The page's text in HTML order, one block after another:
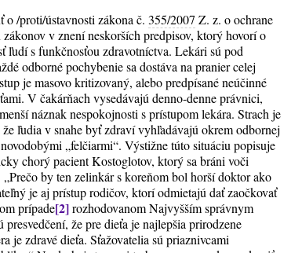
o /proti/ústavnosti zákona č.355/2007 Z. z. o ochrane
v znení neskorších predpisov, ktorý hovorí o
ľudí s funkčnosťou zdravotníctva. Lekári sú pod
odborné pochybenie sa dostáva na pranier celej
je masovo kritizovaný, alebo predpísané neúčinné
V čakárňach vysedávajú denno-denne právnici,
náznak nespokojnosti s prístupom lekára. Strach je
ľudia v snahe byť zdraví vyhľadávajú okrem odbornej
„felčiarmi“. Výstižne túto situáciu popisuje
chorý pacient Kostoglotov, ktorý sa bráni voči
by ten zelinkár s koreňom bol horší doktor ako
je aj prístup rodičov, ktorí odmietajú dať zaočkovať
prípade[2]rozhodovanom Najvyšším správnym
že pre dieťa je najlepšia prirodzene
je zdravé dieťa. Sťažovatelia sú priaznivcami